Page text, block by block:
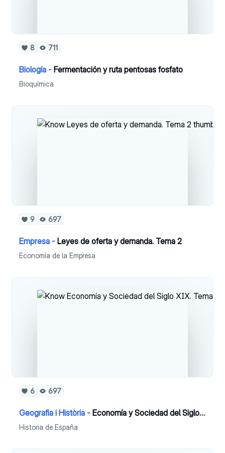
8 711
Biología - Fermentación y ruta pentosas fosfato
Bioquímica
9 697
Empresa - Leyes de oferta y demanda. Tema 2
Economía de la Empresa
6 697
Geografia i Història - Economía y Sociedad del Siglo XIX. Tema 3
Historia de España